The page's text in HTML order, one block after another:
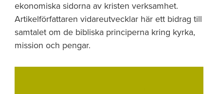
ekonomiska sidorna av kristen verksamhet.
Artikelförfattaren vidareutvecklar här ett bidrag till
samtalet om de bibliska principerna kring kyrka,
mission och pengar.